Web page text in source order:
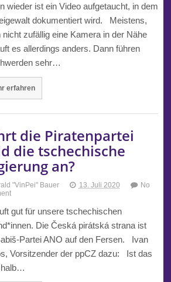
wieder ist ein Video aufgetaucht, in dem
dokumentiert wird. Meistens,
nicht zufällig eine Kamera in der Nähe
es allerdings anders. Dann führen
sehr…
erfahren
die Piratenpartei
die tschechische
an?
"VinPei" Bauer 13. Juli 2020
No
gut für unsere tschechischen
Die Česká pirátská strana ist
Partei ANO auf den Fersen. Ivan
Vorsitzender der ppCZ dazu: Ist das